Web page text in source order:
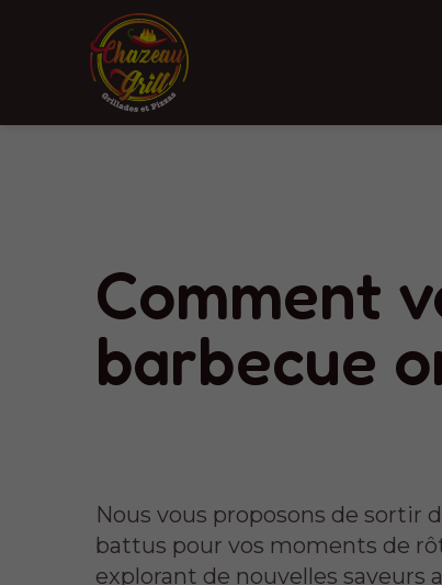
Comment
barbecue
Nous vous proposons de sortir
battus pour vos moments de
explorant de nouvelles saveurs